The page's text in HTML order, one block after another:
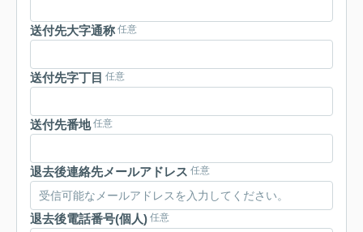
送付先大字通称 任意
送付先字丁目 任意
送付先番地 任意
退去後連絡先メールアドレス 任意
退去後電話番号(個人) 任意